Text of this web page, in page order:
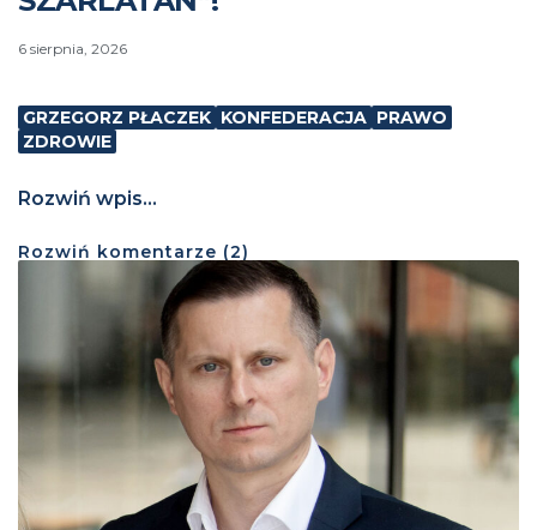
6 sierpnia, 2026
GRZEGORZ PŁACZEK KONFEDERACJA PRAWO
ZDROWIE
Rozwiń wpis...
Rozwiń komentarze (2)